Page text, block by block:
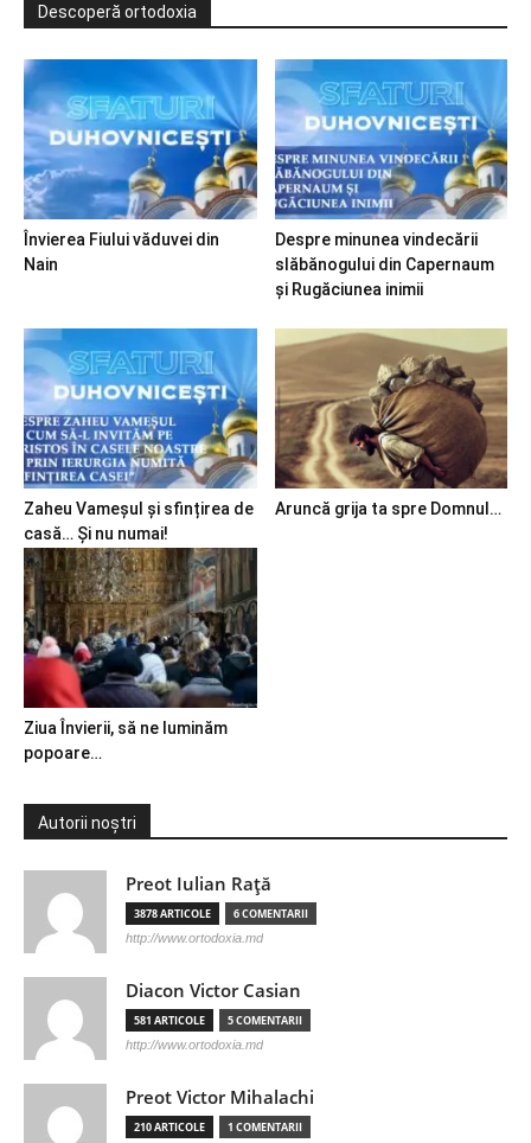
Descoperă ortodoxia
Învierea Fiului văduvei din
Nain
Despre minunea vindecării
slăbănogului din Capernaum
și Rugăciunea inimii
Zaheu Vameșul și sfințirea de
casă… Și nu numai!
Aruncă grija ta spre Domnul…
Ziua Învierii, să ne luminăm
popoare…
Autorii noștri
Preot Iulian Raţă
3878 ARTICOLE 6 COMENTARII
http://www.ortodoxia.md
Diacon Victor Casian
581 ARTICOLE 5 COMENTARII
http://www.ortodoxia.md
Preot Victor Mihalachi
210 ARTICOLE 1 COMENTARII